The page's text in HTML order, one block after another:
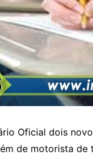
Oficial dois
de motorista